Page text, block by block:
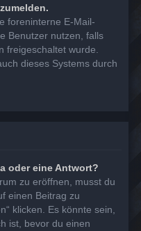
foreninterne E-Mail-
Benutzer nutzen, falls
freigeschaltet wurde.
dieses Systems durch
oder eine Antwort?
zu eröffnen, musst du
einen Beitrag zu
klicken. Es könnte sein,
ist, bevor du einen